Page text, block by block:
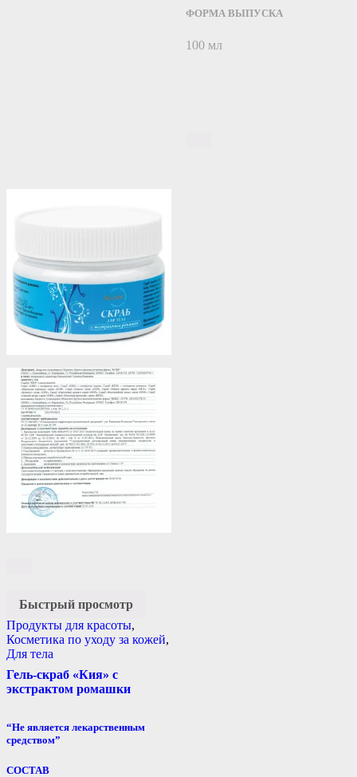
ФОРМА ВЫПУСКА
100 мл
Быстрый просмотр
Продукты для красоты,
Косметика по уходу за кожей,
Для тела
Гель-скраб «Кия» с
экстрактом ромашки
“Не является лекарственным
средством”
СОСТАВ